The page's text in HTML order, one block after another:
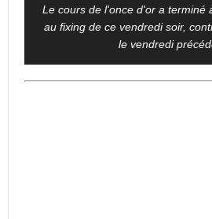
Le cours de l'once d'or a terminé
au fixing de ce vendredi soir,
le vendredi